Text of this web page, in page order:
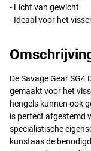
- Licht van gewicht
- Ideaal voor het
De Savage Gear SG4
gemaakt voor het
hengels kunnen ook
is perfect afgestemd
specialistische
kunstaas de